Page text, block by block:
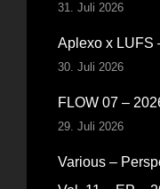
31. Juli 2026
Aplexo x LUFS
30. Juli 2026
FLOW 07 –
29. Juli 2026
Various –